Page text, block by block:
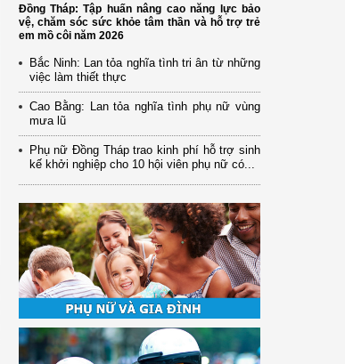
Đồng Tháp: Tập huấn nâng cao năng lực bảo
vệ, chăm sóc sức khỏe tâm thần và hỗ trợ trẻ
em mồ côi năm 2026
Bắc Ninh: Lan tỏa nghĩa tình tri ân từ những
việc làm thiết thực
Cao Bằng: Lan tỏa nghĩa tình phụ nữ vùng
mưa lũ
Phụ nữ Đồng Tháp trao kinh phí hỗ trợ sinh
kế khởi nghiệp cho 10 hội viên phụ nữ có...